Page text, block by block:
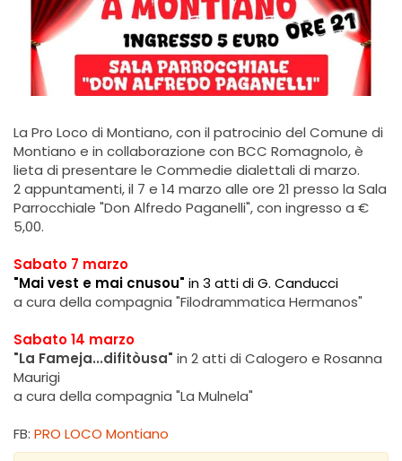
La Pro Loco di Montiano, con il patrocinio del Comune di
Montiano e in collaborazione con BCC Romagnolo, è
lieta di presentare le Commedie dialettali di marzo.
2 appuntamenti, il 7 e 14 marzo alle ore 21 presso la Sala
Parrocchiale "Don Alfredo Paganelli", con ingresso a €
5,00.
Sabato 7 marzo
"Mai vest e mai cnusou" in 3 atti di G. Canducci
a cura della compagnia "Filodrammatica Hermanos"
Sabato 14 marzo
"La Fameja...difitòusa" in 2 atti di Calogero e Rosanna
Maurigi
a cura della compagnia "La Mulnela"
FB: PRO LOCO Montiano